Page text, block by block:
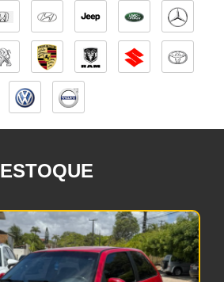
ESTOQUE